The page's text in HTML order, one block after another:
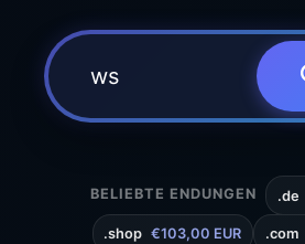
BELIEBTE ENDUNGEN .de
.shop €103,00 EUR .com